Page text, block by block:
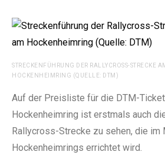
STRECKENFÜHRUNG DER RALLYCROSS-STRECKE
HOCKENHEIMRING (QUELLE: DTM)
Auf der Preisliste für die DTM-
Hockenheimring ist erstmals auch
Rallycross-Strecke zu sehen, die im
Hockenheimrings errichtet wird.